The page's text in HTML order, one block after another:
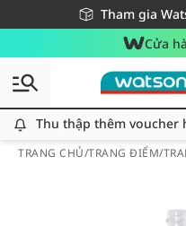
Tham gia
Miễn phí giao
Giao hàng nhanh 24h -
Cửa
Thu thập thêm voucher
TRANG CHỦ/TRANG ĐIỂM/